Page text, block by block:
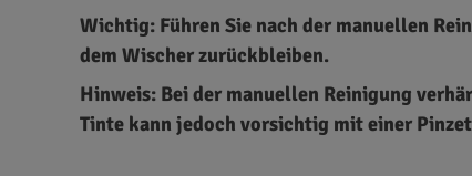
Wichtig: Führen Sie nach der manuellen
dem Wischer zurückbleiben.
Hinweis: Bei der manuellen Reinigung
Tinte kann jedoch vorsichtig mit einer